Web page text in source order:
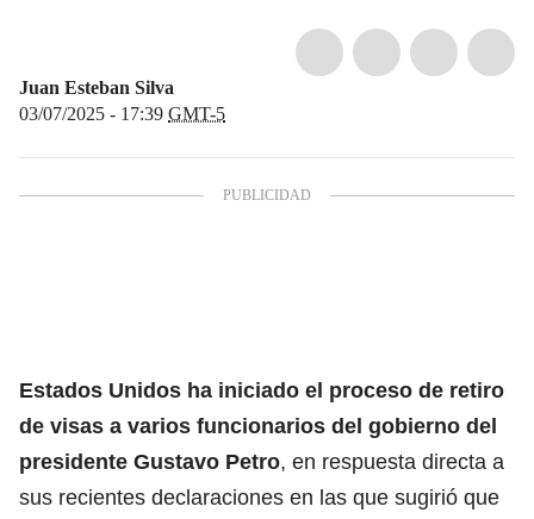
Juan Esteban Silva
03/07/2025 - 17:39 GMT-5
Estados Unidos ha iniciado el proceso de retiro
de visas a varios funcionarios del gobierno del
presidente Gustavo Petro, en respuesta directa a
sus recientes declaraciones en las que sugirió que